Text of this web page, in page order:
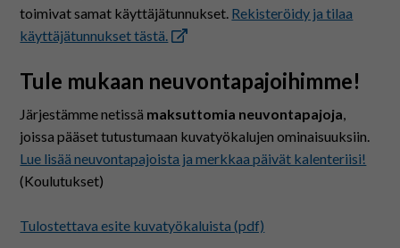
toimivat samat käyttäjätunnukset. Rekisteröidy ja tilaa
käyttäjätunnukset tästä.
Tule mukaan neuvontapajoihimme!
Järjestämme netissä maksuttomia neuvontapajoja
joissa pääset tutustumaan kuvatyökalujen ominaisuuksiin.
Lue lisää neuvontapajoista ja merkkaa päivät kalenteriisi!
(Koulutukset)
Tulostettava esite kuvatyökaluista (pdf)